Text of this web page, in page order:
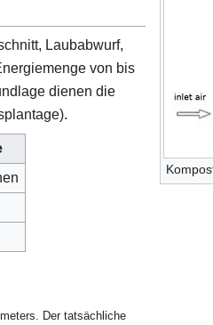
Laubabwurf,
von bis
dienen die
Der tatsächliche